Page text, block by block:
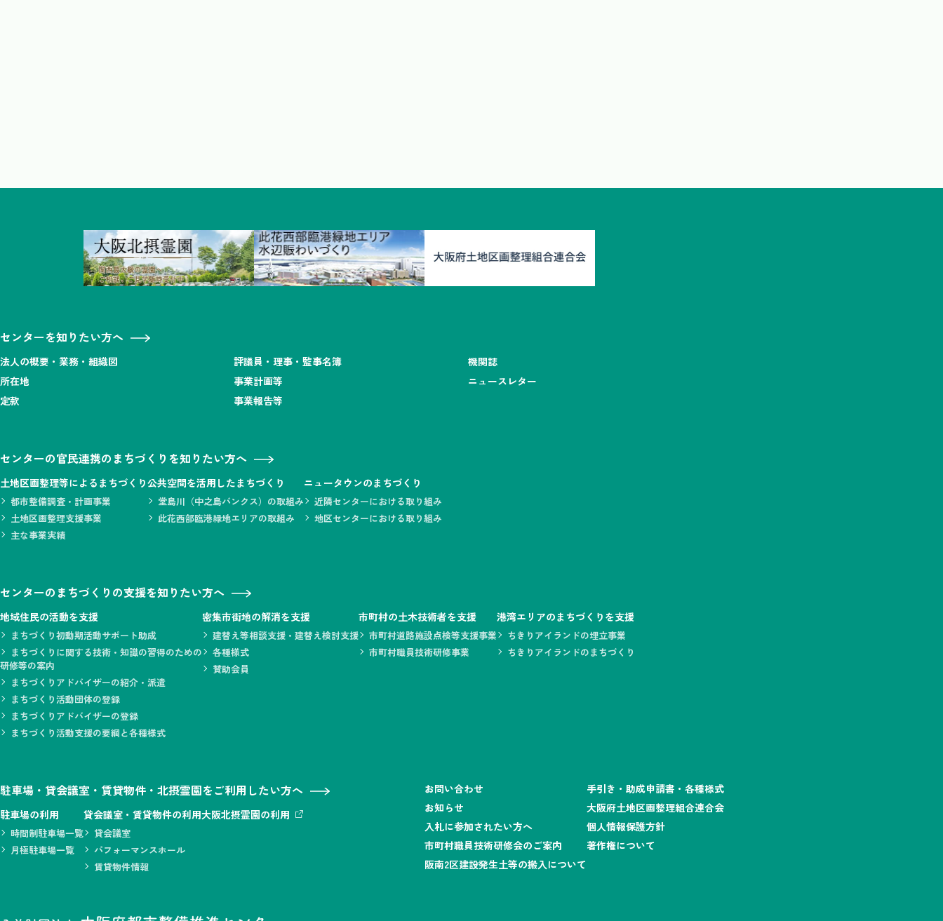
センターを知りたい方へ
法人の概要・業務・組織図 評議員・理事・監事名簿
機関誌
所在地
事業計画等
ニュースレター
定款
事業報告等
センターの官民連携のまちづくりを知りたい方へ
土地区画整理等によるまちづくり
都市整備調査・計画事業
土地区画整理支援事業
主な事業実績
公共空間を活用したまちづくり
堂島川（中之島バンクス）の取組み
此花西部臨港緑地エリアの取組み
ニュータウンのまちづくり
近隣センターにおける取り組み
地区センターにおける取り組み
センターのまちづくりの支援を知りたい方へ
地域住民の活動を支援
まちづくり初動期活動サポート助成
まちづくりに関する技術・知識の習得のための
研修等の案内
まちづくりアドバイザーの紹介・派遣
まちづくり活動団体の登録
まちづくりアドバイザーの登録
まちづくり活動支援の要綱と各種様式
密集市街地の解消を支援
建替え等相談支援・建替え検討支援
各種様式
賛助会員
市町村の土木技術者を支援
市町村道路施設点検等支援事業
市町村職員技術研修事業
港湾エリアのまちづくりを支援
ちきりアイランドの埋立事業
ちきりアイランドのまちづくり
駐車場・貸会議室・賃貸物件・北摂霊園をご利用したい方へ
駐車場の利用
時間制駐車場一覧
月極駐車場一覧
貸会議室・賃貸物件の利用
貸会議室
パフォーマンスホール
賃貸物件情報
大阪北摂霊園の利用
お問い合わせ
お知らせ
入札に参加されたい方へ
市町村職員技術研修会のご案内
阪南2区建設発生土等の搬入について
手引き・助成申請書・各種様式
大阪府土地区画整理組合連合会
個人情報保護方針
著作権について